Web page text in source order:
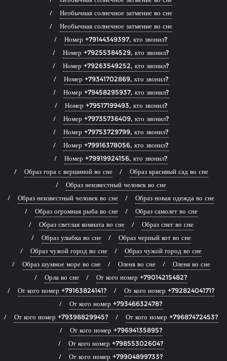
Необычная солнечное затмение во сне
Необычная солнечное затмение во сне
Номер +79144349397, кто звонил?
Номер +79255384529, кто звонил?
Номер +79263549252, кто звонил?
Номер +79341702869, кто звонил?
Номер +79458295937, кто звонил?
Номер +79517199493, кто звонил?
Номер +79735736409, кто звонил?
Номер +79753729799, кто звонил?
Номер +79916378056, кто звонил?
Номер +79919924156, кто звонил?
Образ гора с вершиной во сне
Образ красивый сад во сне
Образ неизвестный человек во сне
Образ неизвестный человек во сне
Образ новая одежда во сне
Образ огромная рыба во сне
Образ самолет во сне
Образ светлая комната во сне
Образ снег во сне
Образ улыбка во сне
Образ черный кот во сне
Образ чужой город во сне
Образ чужой город во сне
Образ шумное море во сне
Оленя во сне
Оленя во сне
Орла во сне
От кого номер +79014215482?
От кого номер +79163824141?
От кого номер +79282404171?
От кого номер +79346632478?
От кого номер +79398829945?
От кого номер +79687472453?
От кого номер +79694135895?
От кого номер +79855302604?
От кого номер +79904899733?